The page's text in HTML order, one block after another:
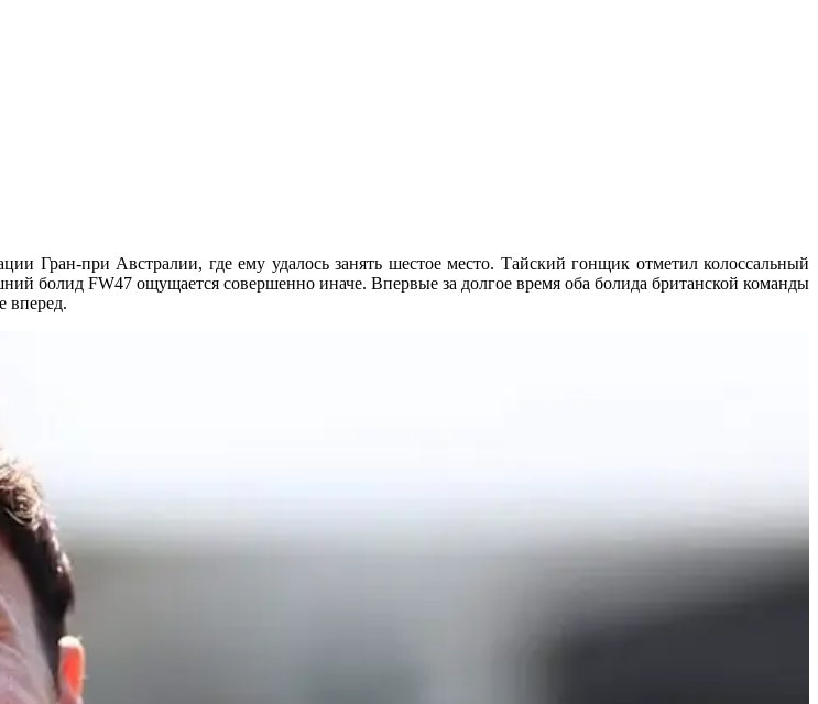
Гран-при Австралии, где ему удалось занять шестое место. Тайский гонщик отметил колоссальный
болид FW47 ощущается совершенно иначе. Впервые за долгое время оба болида британской команды
вперед.